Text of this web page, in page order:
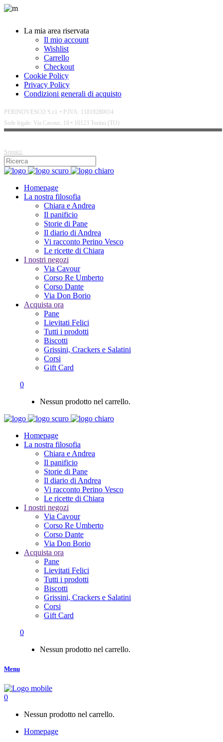
La mia area riservata
Il mio account
Wishlist
Carrello
Checkout
Cookie Policy
Privacy Policy
Condizioni generali di acquisto
PERINOVESCO S.r.l. • P.IVA: 11819280014
Sede legale: Via Cavour, 10 • 10123 Torino (TO)
Seguici:
Homepage
La nostra filosofia
Chiara e Andrea
Il panificio
Storie di Pane
Il diario di Andrea
Vi racconto Perino Vesco
Le ricette di Chiara
I nostri negozi
Via Cavour
Corso Re Umberto
Corso Dante
Via Don Borio
Acquista ora
Pane
Lievitati Felici
Tutti i prodotti
Biscotti
Grissini, Crackers e Salatini
Corsi
Gift Card
0
Nessun prodotto nel carrello.
Homepage
La nostra filosofia
Chiara e Andrea
Il panificio
Storie di Pane
Il diario di Andrea
Vi racconto Perino Vesco
Le ricette di Chiara
I nostri negozi
Via Cavour
Corso Re Umberto
Corso Dante
Via Don Borio
Acquista ora
Pane
Lievitati Felici
Tutti i prodotti
Biscotti
Grissini, Crackers e Salatini
Corsi
Gift Card
0
Nessun prodotto nel carrello.
Menu
0
Nessun prodotto nel carrello.
Homepage